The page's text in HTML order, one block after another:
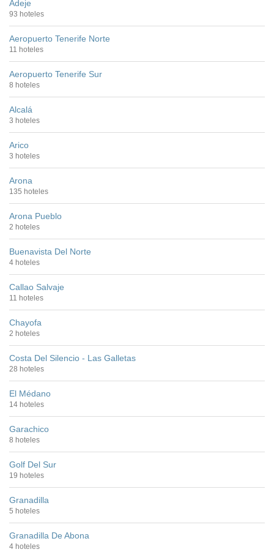
Adeje
93 hoteles
Aeropuerto Tenerife Norte
11 hoteles
Aeropuerto Tenerife Sur
8 hoteles
Alcalá
3 hoteles
Arico
3 hoteles
Arona
135 hoteles
Arona Pueblo
2 hoteles
Buenavista Del Norte
4 hoteles
Callao Salvaje
11 hoteles
Chayofa
2 hoteles
Costa Del Silencio - Las Galletas
28 hoteles
El Médano
14 hoteles
Garachico
8 hoteles
Golf Del Sur
19 hoteles
Granadilla
5 hoteles
Granadilla De Abona
4 hoteles